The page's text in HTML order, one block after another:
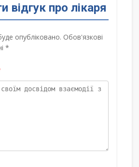
відгук про лікаря
опубліковано. Обов'язкові
*